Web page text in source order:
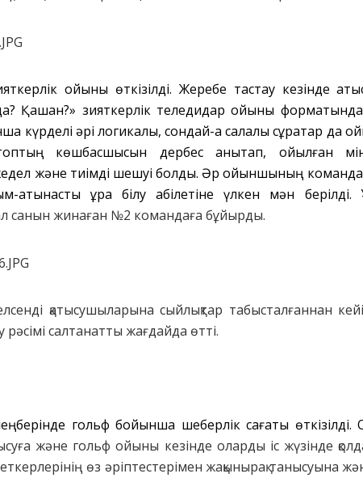
ойыны өткізілді. Жеребе тастау кезінде
Қашан?» зияткерлік теледидар ойыны
әрі логикалық, сондай-ақ салалық сұрақтар да
көшбасшысын дербес анықтап, қойылған
және тиімді шешуі болды. Әр ойыншының
құра білу қабілетіне үлкен мән берілді.
санын жинаған №2 командаға бұйырды.
қатысушыларына сыйлықтар табысталғаннан
салтанатты жағдайда өтті.
гольф бойынша шеберлік сағаты өткізілді.
және гольф ойыны кезінде оларды іс жүзінде
өз әріптестерімен жақынырақ танысуына